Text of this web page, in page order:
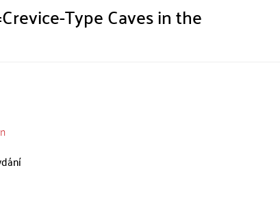
Type Caves in the